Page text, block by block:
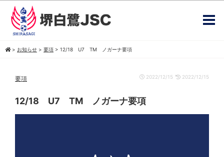
> お知らせ > 要項 > 12/18 U7 TM ノガーナ要項
要項 2022/12/15 2022/12/15
12/18 U7 TM ノガーナ要項